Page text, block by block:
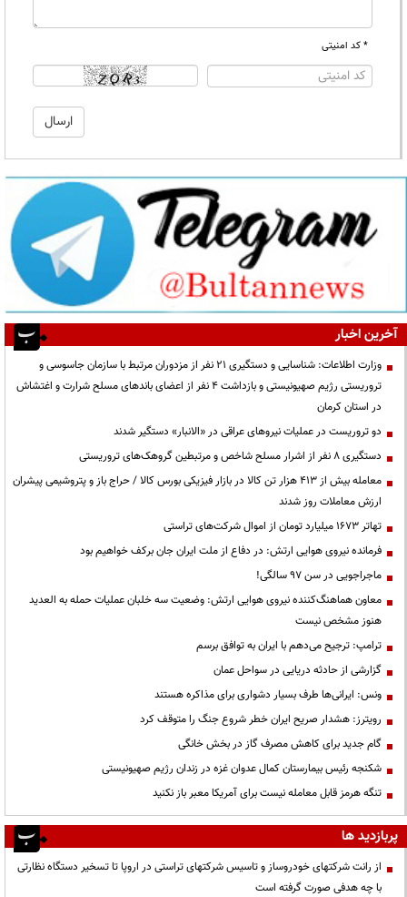
* کد امنیتی
آخرین اخبار
وزارت اطلاعات: شناسایی و دستگیری ۲۱ نفر از مزدوران مرتبط با سازمان جاسوسی و
تروریستی رژیم صهیونیستی و بازداشت ۴ نفر از اعضای باندهای مسلح شرارت و اغتشاش
در استان کرمان
دو تروریست در عملیات نیروهای عراقی در «الانبار» دستگیر شدند
دستگیری ۸ نفر از اشرار مسلح شاخص و مرتبطین گروهک‌های تروریستی
معامله بیش از ۴۱۳ هزار تن کالا در بازار فیزیکی بورس کالا / حراج باز و پتروشیمی پیشران
ارزش معاملات روز شدند
تهاتر ۱۶۷۳ میلیارد تومان از اموال شرکت‌های تراستی
فرمانده نیروی هوایی ارتش: در دفاع از ملت ایران جان برکف خواهیم بود
ماجراجویی در سن ۹۷ سالگی!
معاون هماهنگ‌کننده نیروی هوایی ارتش: وضعیت سه خلبان عملیات حمله به العدید
هنوز مشخص نیست
ترامپ: ترجیح می‌دهم با ایران به توافق برسم
گزارشی از حادثه دریایی در سواحل عمان
ونس: ایرانی‌ها طرف بسیار دشواری برای مذاکره هستند
رویترز: هشدار صریح ایران خطر شروع جنگ را متوقف کرد
گام جدید برای کاهش مصرف گاز در بخش خانگی
شکنجه رئیس بیمارستان کمال عدوان غزه در زندان رژیم صهیونیستی
تنگه هرمز قابل معامله نیست برای آمریکا معبر باز نکنید
پربازدید ها
از رانت‌ شرکتهای خودروساز و تاسیس شرکتهای تراستی در اروپا تا تسخیر دستگاه نظارتی
با چه هدفی صورت گرفته است